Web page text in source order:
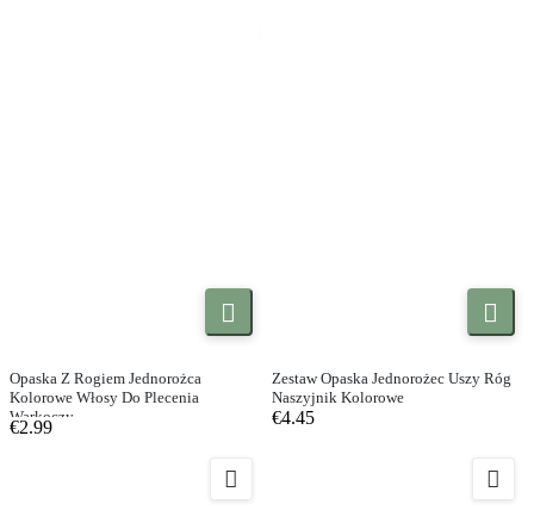

Opaska Z Rogiem Jednorożca
Kolorowe Włosy Do Plecenia
Warkoczy
€2.99

Zestaw Opaska Jednorożec Uszy Róg
Naszyjnik Kolorowe
€4.45
 